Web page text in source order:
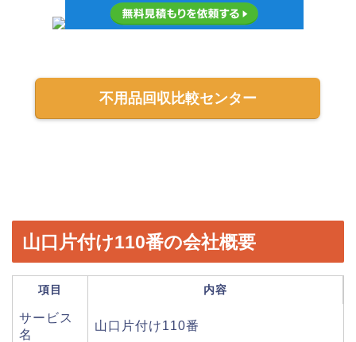
不用品回収比較センター
山口片付け110番の会社概要
項目 内容
サービス
名
山口片付け110番